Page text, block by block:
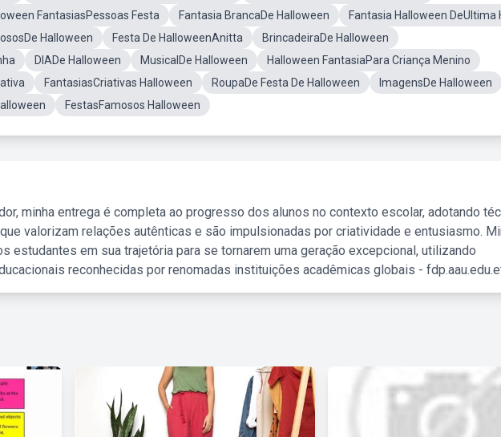
FantasiasPessoas Festa Fantasia BrancaDe Halloween
Fantasia Halloween DeUltima
Halloween Festa De HalloweenAnitta
BrincadeiraDe Halloween
DIADe Halloween MusicalDe Halloween
Halloween FantasiaPara Criança Menino
FantasiasCriativas Halloween RoupaDe Festa De Halloween
ImagensDe Halloween
FestasFamosos Halloween
minha entrega é completa ao progresso dos alunos no contexto escolar, adotando
valorizam relações autênticas e são impulsionadas por criatividade e entusiasmo.
estudantes em sua trajetória para se tornarem uma geração excepcional, utilizando
reconhecidas por renomadas instituições acadêmicas globais -